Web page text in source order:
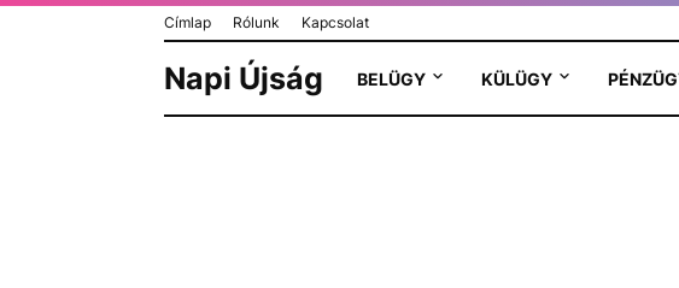
Címlap Rólunk Kapcsolat
Napi Újság BELÜGY KÜLÜGY